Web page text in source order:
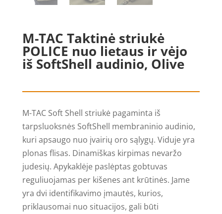
M-TAC Taktinė striukė
POLICE nuo lietaus ir vėjo
iš SoftShell audinio, Olive
M-TAC Soft Shell striukė pagaminta iš
tarpsluoksnės SoftShell membraninio audinio,
kuri apsaugo nuo įvairių oro sąlygų. Viduje yra
plonas flisas. Dinamiškas kirpimas nevaržo
judesių. Apykaklėje paslėptas gobtuvas
reguliuojamas per kišenes ant krūtinės. Jame
yra dvi identifikavimo įmautės, kurios,
priklausomai nuo situacijos, gali būti